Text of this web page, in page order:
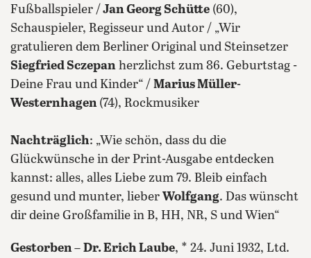
Fußballspieler / Jan Georg Schütte (60),
Schauspieler, Regisseur und Autor / „Wir
gratulieren dem Berliner Original und Steinsetzer
Siegfried Sczepan herzlichst zum 86. Geburtstag -
Deine Frau und Kinder“ / Marius Müller-
Westernhagen (74), Rockmusiker
Nachträglich: „Wie schön, dass du die
Glückwünsche in der Print-Ausgabe entdecken
kannst: alles, alles Liebe zum 79. Bleib einfach
gesund und munter, lieber Wolfgang. Das wünscht
dir deine Großfamilie in B, HH, NR, S und Wien“
Gestorben– Dr. Erich Laube, * 24. Juni 1932, Ltd.